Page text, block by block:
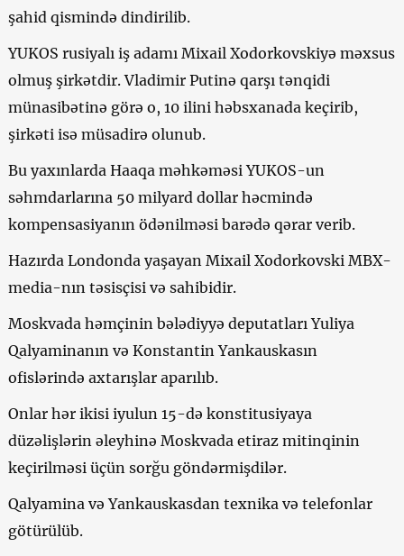
şahid qismində dindirilib.
YUKOS rusiyalı iş adamı Mixail Xodorkovskiyə məxsus
olmuş şirkətdir. Vladimir Putinə qarşı tənqidi
münasibətinə görə o, 10 ilini həbsxanada keçirib,
şirkəti isə müsadirə olunub.
Bu yaxınlarda Haaqa məhkəməsi YUKOS-un
səhmdarlarına 50 milyard dollar həcmində
kompensasiyanın ödənilməsi barədə qərar verib.
Hazırda Londonda yaşayan Mixail Xodorkovski MBX-
media-nın təsisçisi və sahibidir.
Moskvada həmçinin bələdiyyə deputatları Yuliya
Qalyaminanın və Konstantin Yankauskasın
ofislərində axtarışlar aparılıb.
Onlar hər ikisi iyulun 15-də konstitusiyaya
düzəlişlərin əleyhinə Moskvada etiraz mitinqinin
keçirilməsi üçün sorğu göndərmişdilər.
Qalyamina və Yankauskasdan texnika və telefonlar
götürülüb.